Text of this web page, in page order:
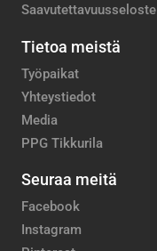
Saavutettavuusseloste
Tietoa meistä
Työpaikat
Yhteystiedot
Media
PPG Tikkurila
Seuraa meitä
Facebook
Instagram